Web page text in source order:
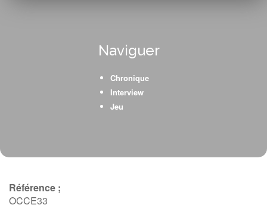
Naviguer
Chronique
Interview
Jeu
Référence ;
OCCE33